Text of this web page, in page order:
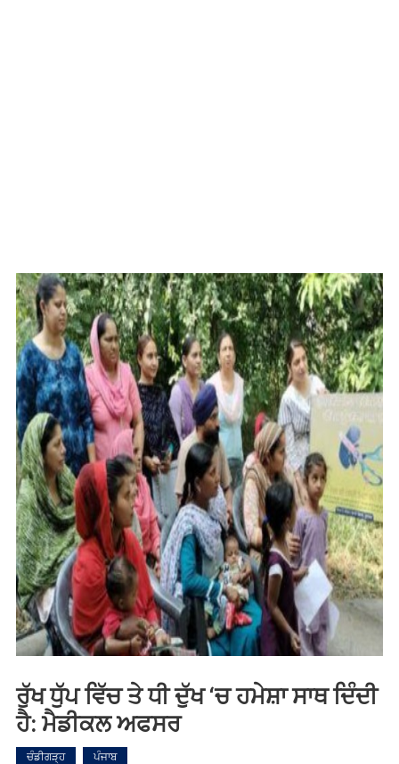
ਰੁੱਖ ਧੁੱਪ ਵਿੱਚ ਤੇ ਧੀ ਦੁੱਖ ‘ਚ ਹਮੇਸ਼ਾ ਸਾਥ ਦਿੰਦੀ
ਹੈ: ਮੈਡੀਕਲ ਅਫਸਰ
ਚੰਡੀਗੜ੍ਹ ਪੰਜਾਬ